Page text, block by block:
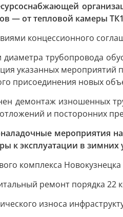
— от тепловой камеры
концессионного
трубопровода
указанных
присоединения новых
демонтаж изношенных
и посторонних
мероприятия
к эксплуатации в зимних
комплекса
ремонт порядка 22
износа